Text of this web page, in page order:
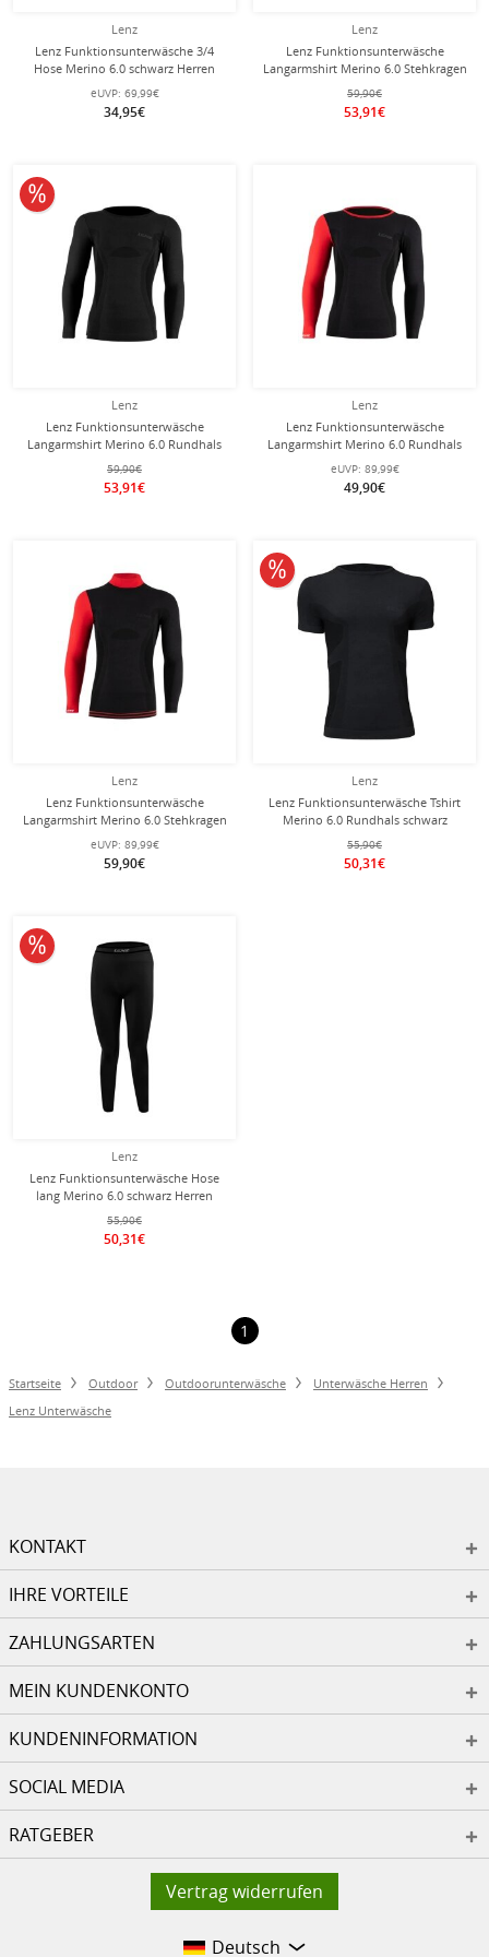
Lenz
Lenz Funktionsunterwäsche 3/4
Hose Merino 6.0 schwarz Herren
eUVP: 69,99€
34,95€
Lenz
Lenz Funktionsunterwäsche
Langarmshirt Merino 6.0 Stehkragen
schwarz Herren
59,90€
53,91€
Lenz
Lenz Funktionsunterwäsche
Langarmshirt Merino 6.0 Rundhals
schwarz Herren
59,90€
53,91€
10% reduziert
Lenz
Lenz Funktionsunterwäsche
Langarmshirt Merino 6.0 Rundhals
schwarz/rot Herren
eUVP: 89,99€
49,90€
Lenz
Lenz Funktionsunterwäsche
Langarmshirt Merino 6.0 Stehkragen
schwarz/rot Herren
eUVP: 89,99€
59,90€
Lenz
Lenz Funktionsunterwäsche Tshirt
Merino 6.0 Rundhals schwarz
Herren
55,90€
50,31€
10% reduziert
Lenz
Lenz Funktionsunterwäsche Hose
lang Merino 6.0 schwarz Herren
55,90€
50,31€
10% reduziert
1
Startseite Outdoor Outdoorunterwäsche
Unterwäsche Herren
Lenz Unterwäsche
KONTAKT
IHRE VORTEILE
ZAHLUNGSARTEN
MEIN KUNDENKONTO
KUNDENINFORMATION
SOCIAL MEDIA
RATGEBER
Vertrag widerrufen
Deutsch